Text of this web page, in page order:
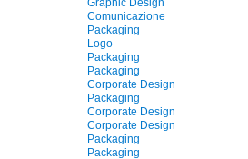
Graphic Design
Comunicazione
Packaging
Logo
Packaging
Packaging
Corporate Design
Packaging
Corporate Design
Corporate Design
Packaging
Packaging